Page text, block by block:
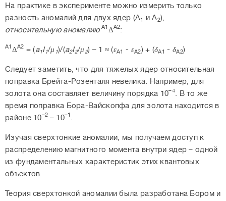
На практике в эксперименте можно измерить только
разность аномалий для двух ядер (A1 и A2),
относительную аномалию A1 ΔA2:
A1 ΔA2 = (a1I 1/μ 1)/(a2I2/μ 2) – 1 ≈ (εA1 - εA2) + (δA1 - δA2)
Следует заметить, что для тяжелых ядер относительная
поправка Брейта-Розенталя невелика. Например, для
золота она составляет величину порядка 10–4. В то же
время поправка Бора-Вайскопфа для золота находится в
районе 10–2 – 10–1 .
Изучая сверхтонкие аномалии, мы получаем доступ к
распределению магнитного момента внутри ядер – одной
из фундаментальных характеристик этих квантовых
объектов.
Теория сверхтонкой аномалии была разработана Бором и